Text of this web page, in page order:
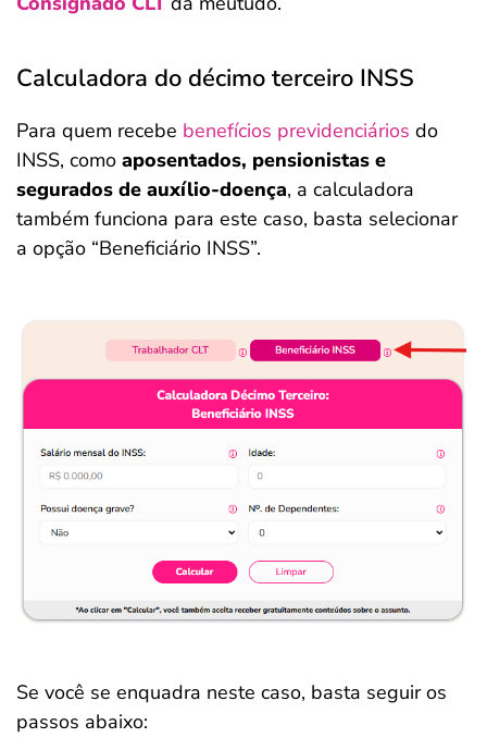
Calculadora do décimo terceiro INSS
Para quem recebe benefícios previdenciários do
INSS, como aposentados, pensionistas e
segurados de auxílio-doença, a calculadora
também funciona para este caso, basta selecionar
a opção “Beneficiário INSS”.
Se você se enquadra neste caso, basta seguir os
passos abaixo: